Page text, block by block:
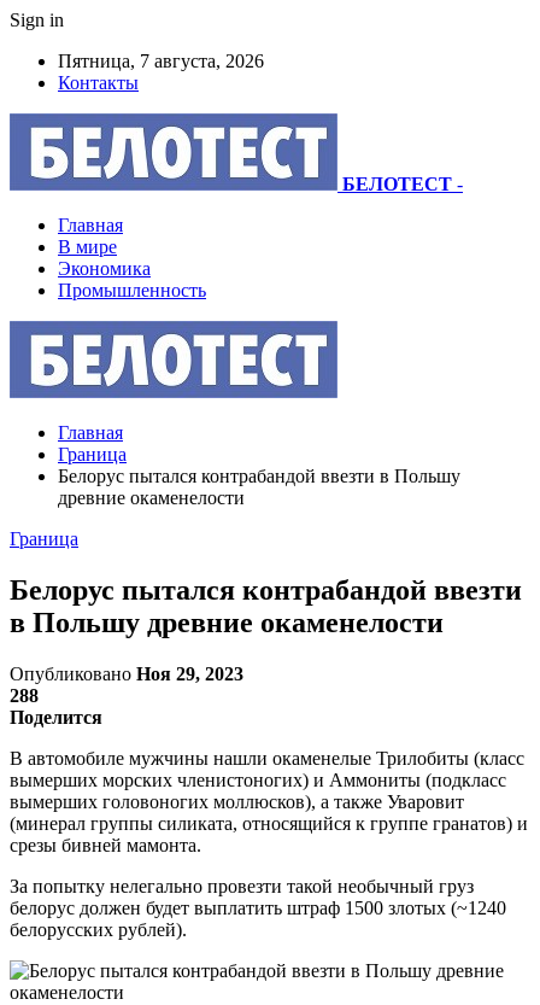
Sign in
Пятница, 7 августа, 2026
Контакты
БЕЛОТЕСТ -
Главная
В мире
Экономика
Промышленность
Главная
Граница
Белорус пытался контрабандой ввезти в Польшу
древние окаменелости
Граница
Белорус пытался контрабандой ввезти
в Польшу древние окаменелости
Опубликовано Ноя 29, 2023
288
Поделится
В автомобиле мужчины нашли окаменелые Трилобиты (класс
вымерших морских членистоногих) и Аммониты (подкласс
вымерших головоногих моллюсков), а также Уваровит
(минерал группы силиката, относящийся к группе гранатов) и
срезы бивней мамонта.
За попытку нелегально провезти такой необычный груз
белорус должен будет выплатить штраф 1500 злотых (~1240
белорусских рублей).